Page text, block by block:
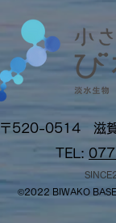
〒520-0514 滋賀
TEL:
©2022 BI WAKO